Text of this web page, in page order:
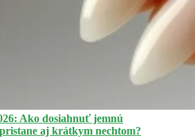
Ako dosiahnuť jemnú
aj krátkym nechtom?